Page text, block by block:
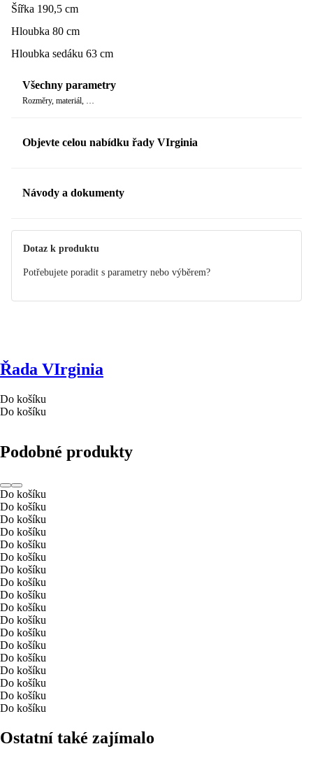
Šířka 190,5 cm
Hloubka 80 cm
Hloubka sedáku 63 cm
Všechny parametry
Rozměry, materiál, …
Objevte celou nabídku řady VIrginia
Návody a dokumenty
Dotaz k produktu
Potřebujete poradit s parametry nebo výběrem?
Řada VIrginia
Do košíku
Do košíku
Podobné produkty
Do košíku
Do košíku
Do košíku
Do košíku
Do košíku
Do košíku
Do košíku
Do košíku
Do košíku
Do košíku
Do košíku
Do košíku
Do košíku
Do košíku
Do košíku
Do košíku
Do košíku
Do košíku
Ostatní také zajímalo